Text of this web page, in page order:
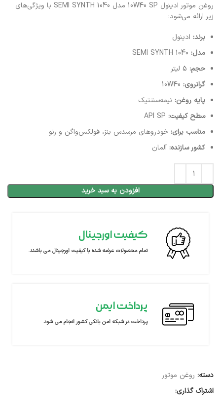
روغن موتور ادینول 10W40 SP مدل SEMI SYNTH 1040 با ویژگی‌های
زیر ارائه می‌شود:
برند: ادینول
مدل: SEMI SYNTH 1040
حجم: 5 لیتر
گرانروی: 10W40
پایه روغن: نیمه‌سنتتیک
سطح کیفیت: API SP
مناسب برای: خودروهای مرسدس بنز، فولکس‌واگن و رنو
کشور سازنده: آلمان
افزودن به سبد خرید
کیفیت اورجینال
تمام محصولات عرضه شده با کیفیت اورجینال می باشند.
پرداخت ایمن
پرداخت در شبکه امن بانکی کشور انجام می شود.
دسته: روغن موتور
اشتراک گذاری: